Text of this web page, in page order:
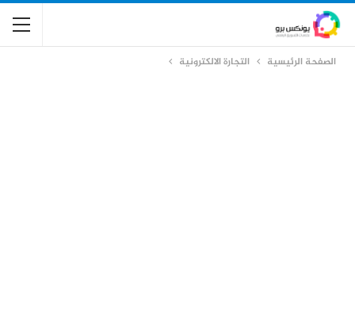
الصفحة الرئيسية التجارة الالكترونية